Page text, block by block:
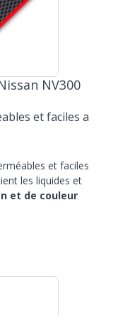
NV300
et faciles a
et faciles
les liquides et
et de couleur